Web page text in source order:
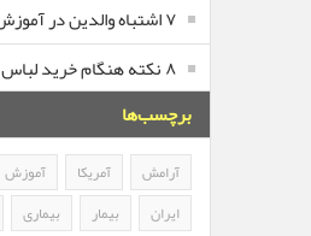
۷ اشتباه والدین در آموزش مسائل مالی به کودکان
۸ نکته هنگام خرید لباس
برچسب‌ها
آرامش آمریکا آموزش
ایران
بیمار بیماری